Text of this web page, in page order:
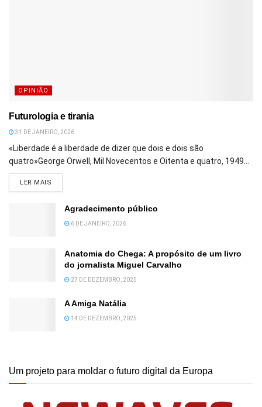
OPINIÃO
Futurologia e tirania
31 DE JANEIRO, 2026
«Liberdade é a liberdade de dizer que dois e dois são
quatro»George Orwell, Mil Novecentos e Oitenta e quatro, 1949...
LER MAIS
Agradecimento público
6 DE JANEIRO, 2026
Anatomia do Chega: A propósito de um livro
do jornalista Miguel Carvalho
27 DE DEZEMBRO, 2025
A Amiga Natália
14 DE DEZEMBRO, 2025
Um projeto para moldar o futuro digital da Europa